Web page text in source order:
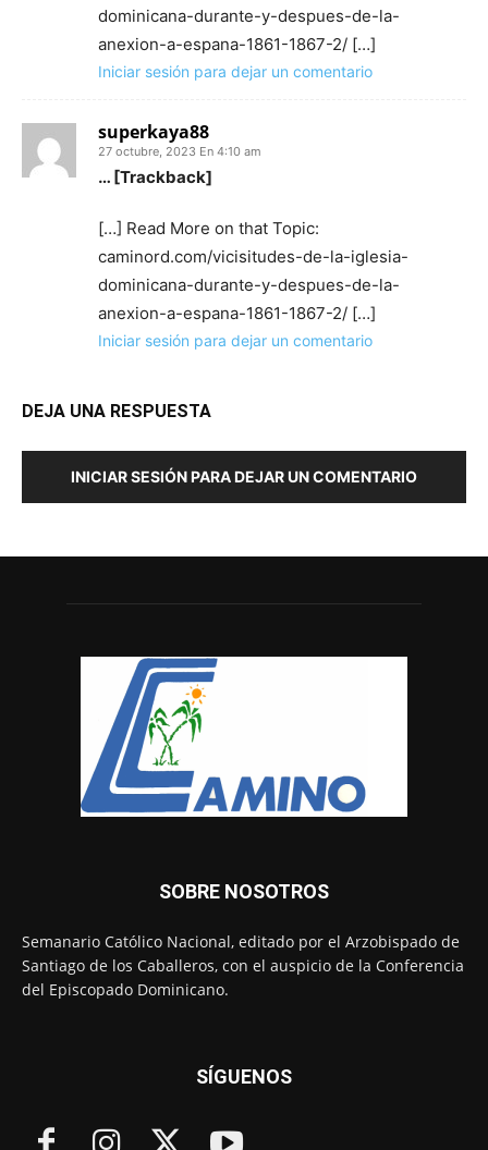
dominicana-durante-y-despues-de-la-
anexion-a-espana-1861-1867-2/ […]
Iniciar sesión para dejar un comentario
superkaya88
27 octubre, 2023 En 4:10 am
… [Trackback]
[…] Read More on that Topic:
caminord.com/vicisitudes-de-la-iglesia-
dominicana-durante-y-despues-de-la-
anexion-a-espana-1861-1867-2/ […]
Iniciar sesión para dejar un comentario
DEJA UNA RESPUESTA
INICIAR SESIÓN PARA DEJAR UN COMENTARIO
SOBRE NOSOTROS
Semanario Católico Nacional, editado por el Arzobispado de
Santiago de los Caballeros, con el auspicio de la Conferencia
del Episcopado Dominicano.
SÍGUENOS